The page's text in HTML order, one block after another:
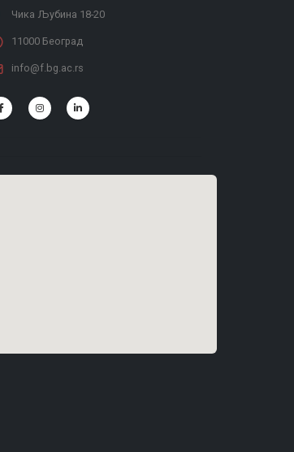
Чика Љубина 18-20
11000 Београд
info@f.bg.ac.rs